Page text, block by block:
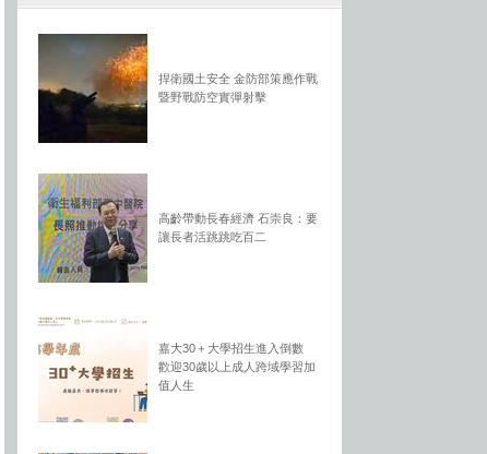
捍衛國土安全 金防部策應作戰
暨野戰防空實彈射擊
高齡帶動長春經濟 石崇良：要
讓長者活跳跳吃百二
嘉大30＋大學招生進入倒數
歡迎30歲以上成人跨域學習加
值人生